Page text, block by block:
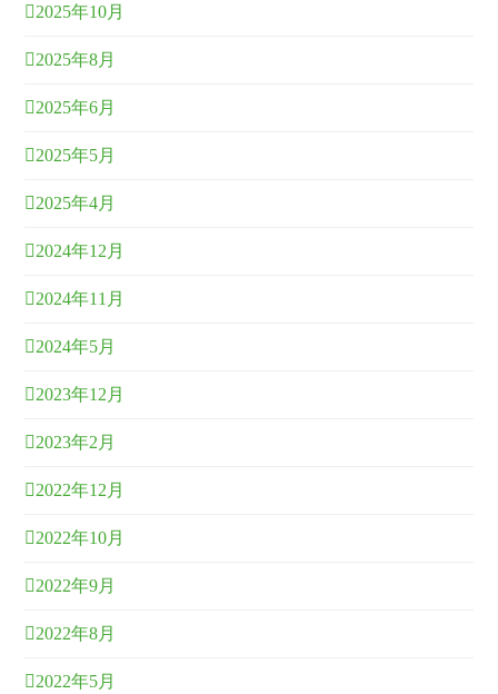
2025年10月
2025年8月
2025年6月
2025年5月
2025年4月
2024年12月
2024年11月
2024年5月
2023年12月
2023年2月
2022年12月
2022年10月
2022年9月
2022年8月
2022年5月